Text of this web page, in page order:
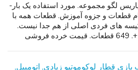
لگو مجموعه. مورد استفاده یک بار-
قطعات و جزوه آموزش. قطعات همه با
های فردی اصلی از هم جدا نیست.
سنین 12+. 649 قطعات. قیمت خرده فروشی